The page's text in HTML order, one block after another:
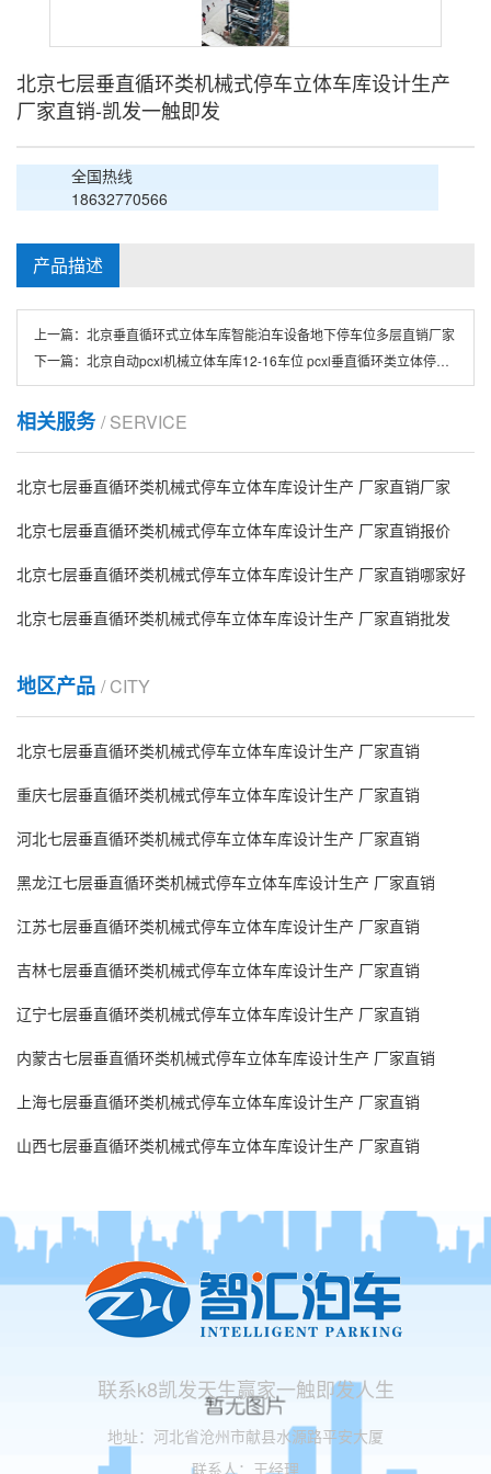
北京七层垂直循环类机械式停车立体车库设计生产
厂家直销-凯发一触即发
全国热线
18632770566
产品描述
上一篇： 北京垂直循环式立体车库智能泊车设备地下停车位多层直销厂家
下一篇： 北京自动pcxl机械立体车库12-16车位 pcxl垂直循环类立体停车设备
相关服务/ SERVICE
北京七层垂直循环类机械式停车立体车库设计生产 厂家直销厂家
北京七层垂直循环类机械式停车立体车库设计生产 厂家直销报价
北京七层垂直循环类机械式停车立体车库设计生产 厂家直销哪家好
北京七层垂直循环类机械式停车立体车库设计生产 厂家直销批发
地区产品 / CITY
北京七层垂直循环类机械式停车立体车库设计生产 厂家直销
重庆七层垂直循环类机械式停车立体车库设计生产 厂家直销
河北七层垂直循环类机械式停车立体车库设计生产 厂家直销
黑龙江七层垂直循环类机械式停车立体车库设计生产 厂家直销
江苏七层垂直循环类机械式停车立体车库设计生产 厂家直销
吉林七层垂直循环类机械式停车立体车库设计生产 厂家直销
辽宁七层垂直循环类机械式停车立体车库设计生产 厂家直销
内蒙古七层垂直循环类机械式停车立体车库设计生产 厂家直销
上海七层垂直循环类机械式停车立体车库设计生产 厂家直销
山西七层垂直循环类机械式停车立体车库设计生产 厂家直销
联系k8凯发天生赢家一触即发人生
地址：河北省沧州市献县水源路平安大厦
联系人：王经理